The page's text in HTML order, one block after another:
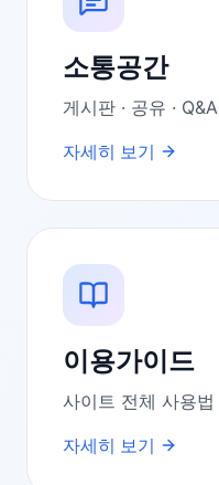
소통공간
게시판 · 공유 · Q&A
자세히 보기
이용가이드
사이트 전체 사용법
자세히 보기